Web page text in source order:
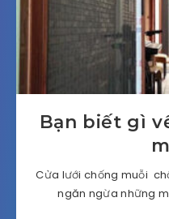
Bạn biết gì
Cửa lưới chống muỗi
ngăn ngừa những